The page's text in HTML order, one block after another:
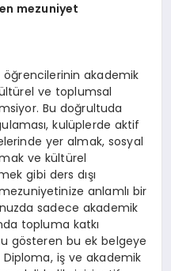
mezuniyet
öğrencilerinin akademik
ve toplumsal
Bu doğrultuda
kulüplerde aktif
yer almak, sosyal
ve kültürel
gibi ders dışı
anlamlı bir
sadece akademik
topluma katkı
gösteren bu ek belgeye
iş ve akademik